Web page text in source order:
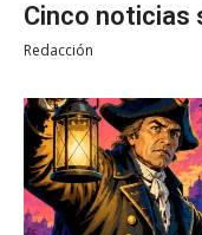
Cinco noticias
Redacción